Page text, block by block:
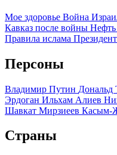
Мое здоровье Война
Кавказ после войны Нефть
Правила ислама
Персоны
Владимир Путин Дональд
Эрдоган Ильхам Алиев
Шавкат Мирзиеев Касым-
Страны